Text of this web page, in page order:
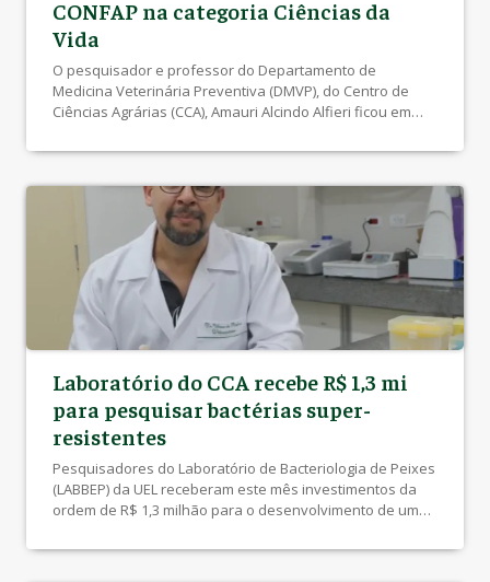
CONFAP na categoria Ciências da
Vida
O pesquisador e professor do Departamento de
Medicina Veterinária Preventiva (DMVP), do Centro de
Ciências Agrárias (CCA), Amauri Alcindo Alfieri ficou em
Nacional das Fundações Estaduais de Amparo à
Desenvolvimento Científico e Tecnológico (CNPq). A 4ª
edição do prêmio teve […]
Laboratório do CCA recebe R$ 1,3 mi
para pesquisar bactérias super-
resistentes
Pesquisadores do Laboratório de Bacteriologia de Peixes
(LABBEP) da UEL receberam este mês investimentos da
ordem de R$ 1,3 milhão para o desenvolvimento de um
resistentes a antibióticos presentes em criatórios